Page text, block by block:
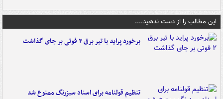
این مطالب را از دست ندهید....
برخورد پراید با تیر برق ۲ فوتی بر جای گذاشت
تنظیم قولنامه برای اسناد سبزرنگ ممنوع شد